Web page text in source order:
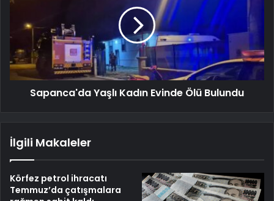
Sapanca'da Yaşlı Kadın Evinde Ölü Bulundu
İlgili Makaleler
Körfez petrol ihracatı
Temmuz’da çatışmalara